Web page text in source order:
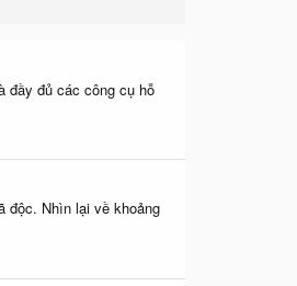
đầy đủ các công cụ hỗ
độc. Nhìn lại về khoảng